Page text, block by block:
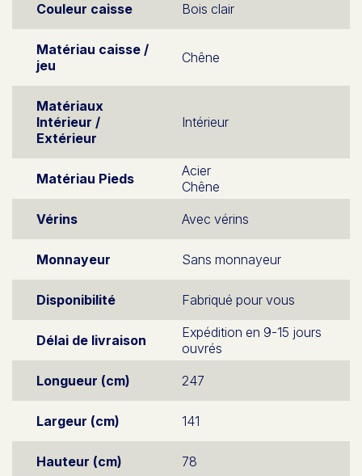
Couleur caisse Bois clair
Matériau caisse /
jeu
Chêne
Matériaux
Intérieur /
Extérieur
Intérieur
Matériau Pieds
Acier
Chêne
Vérins
Avec vérins
Monnayeur Sans monnayeur
Disponibilité Fabriqué pour vous
Délai de livraison
Expédition en 9-15 jours
ouvrés
Longueur (cm)
247
Largeur (cm) 141
Hauteur (cm) 78